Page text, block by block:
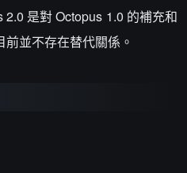
是對 Octopus 1.0 的補充和
並不存在替代關係。